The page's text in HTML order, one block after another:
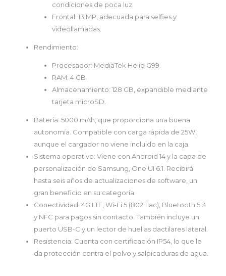
condiciones de poca luz.
Frontal: 13 MP, adecuada para selfies y
videollamadas.
Rendimiento:
Procesador: MediaTek Helio G99.
RAM: 4 GB
Almacenamiento: 128 GB, expandible mediante
tarjeta microSD.
Batería: 5000 mAh, que proporciona una buena
autonomía. Compatible con carga rápida de 25W,
aunque el cargador no viene incluido en la caja.
Sistema operativo: Viene con Android 14 y la capa de
personalización de Samsung, One UI 6.1. Recibirá
hasta seis años de actualizaciones de software, un
gran beneficio en su categoría.
Conectividad: 4G LTE, Wi-Fi 5 (802.11ac), Bluetooth 5.3
y NFC para pagos sin contacto. También incluye un
puerto USB-C y un lector de huellas dactilares lateral.
Resistencia: Cuenta con certificación IP54, lo que le
da protección contra el polvo y salpicaduras de agua.